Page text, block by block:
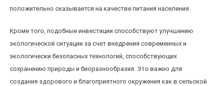
положительно сказывается на качестве питания населения.
Кроме того, подобные инвестиции способствуют улучшению
экологической ситуации за счет внедрения современных и
экологически безопасных технологий, способствующих
сохранению природы и биоразнообразия. Это важно для
создания здорового и благоприятного окружения как в сельской